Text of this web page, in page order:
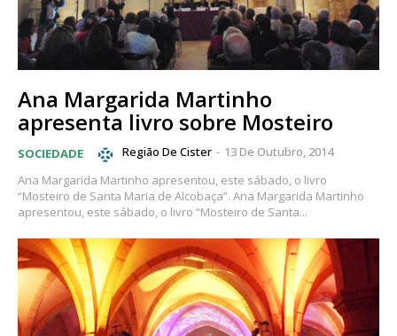
Ana Margarida Martinho
apresenta livro sobre Mosteiro
SOCIEDADE Região De Cister - 13 De Outubro, 2014
Ana Margarida Martinho apresentou, este sábado, o livro
“Mosteiro de Santa Maria de Alcobaça”. Ana Margarida Martinho
apresentou, este sábado, o livro “Mosteiro de Santa...